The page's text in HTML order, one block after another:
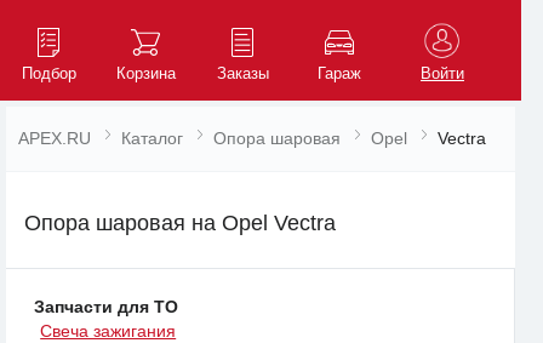
Подбор Корзина Заказы Гараж Войти
APEX.RU Каталог Опора шаровая Opel Vectra
Опора шаровая на Opel Vectra
Запчасти для ТО
Свеча зажигания